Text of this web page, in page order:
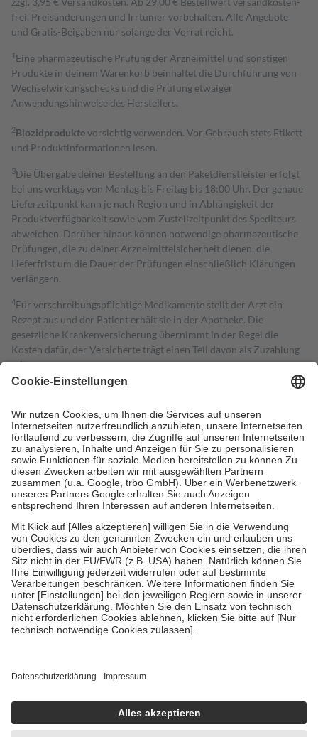
frei. Preisänderungen und Irrtümer vorbehalten. Alle Angebote
und Gratis-Beigaben nur solange der Vorrat reicht.
1 Eine pharmazeutische Prüfung der Arzneimittel und sonstigen
Produkte in deinem Warenkorb beinhaltet die Durchführung von
Wechselwirkungschecks und die Prüfung etwaiger
Anwendungshinweise des Herstellers.
2Biozidproduktevorsichtig verwenden. Vor Gebrauch stets Etikett
und Produktinformationen lesen.
3Die Übergabe deiner Bestellung an den Paketdienstleister erfolgt
bei uns werktags von Montag bis Freitag bis 18:00 Uhr. Der genaue
Lieferzeitpunkt kann je nach Region und in Abhängigkeit der
Produktverfügbarkeit sowie vom Zustellzeitpunkt des Spediteurs
abweichen. Darüber hinaus können notwendige pharmazeutische
Prüfungen, die zu deiner Arzneimittelsicherheit dienen, die
Lieferfrist um die Dauer der Prüfungen einschließlich Klärungen
verlängern.
4Für verschreibungspflichtige Medikamente stellt der Arzt ein
Rezept aus und der Patient erhält sie in der Apotheke. Die
gesetzliche Krankenversicherung übernimmt in der Regel die
Kosten dafür, der Versicherte trägt einen Teil davon als Zuzahlung
mit.
Grundsätzlich leisten Mitglieder Zuzahlungen in Höhe von zehn
höchstens zehn Euro.
Es sind jedoch nie mehr als die tatsächlichen
Kosten der Leistung zu entrichten.
Diese Regeln gelten grundsätzlich auch für Online-Apotheken.
Bei Heilmitteln und häuslicher Krankenpflege beträgt die
Zuzahlung zehn Prozent der Kosten sowie zehn Euro je
Verordnung.
Um das Engagement der Versicherten für ihre eigene Gesundheit zu
stärken und die besondere Stellung der Familie zu unterstützen,
fallenkeine Zuzahlungenan bei:
• Kindern und Jugendlichen bis zum vollendeten 18. Lebensjahr
mit Ausnahme der Fahrkosten
• Untersuchungen zur Vorsorge und Früherkennung, die von der
GKV getragen werden
• empfohlenen Schutzimpfungen
• Harn- und Blutteststreifen
getroffen, um sicherzustellen, dass es sich um echte Bewertungen
https://help.etrusted.com/hc/de/articles/4419944605341
Einige Bilder und Inhalte wurden unter Zuhilfenahme künstlicher